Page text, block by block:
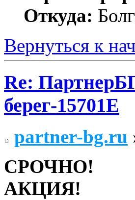
Откуда:
Вернуться к
Re:
берег-15701Е
partner-bg.ru
СРОЧНО!
АКЦИЯ!